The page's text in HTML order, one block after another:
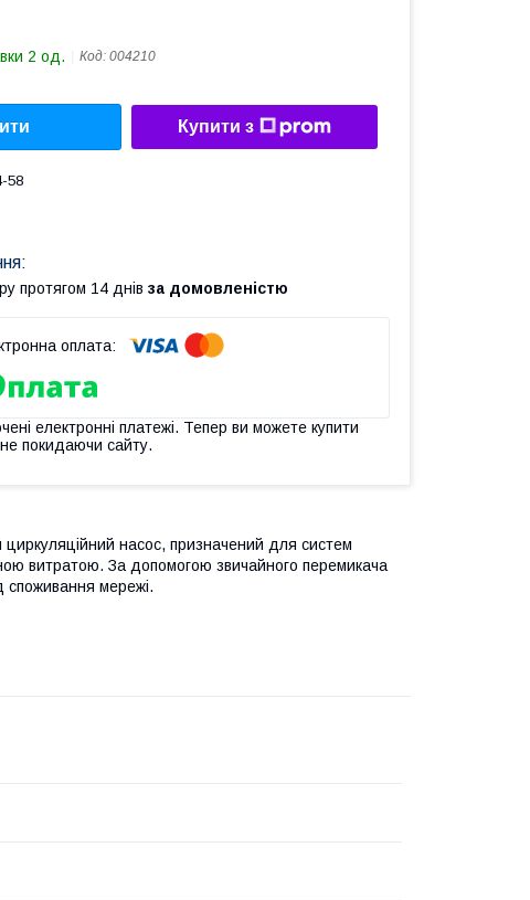
2 од. Код: 004210
Купити з
58
протягом 14 днів за домовленістю
електронні платежі. Тепер ви можете купити
покидаючи сайту.
насос, призначений для систем
витратою. За допомогою звичайного перемикача
споживання мережі.